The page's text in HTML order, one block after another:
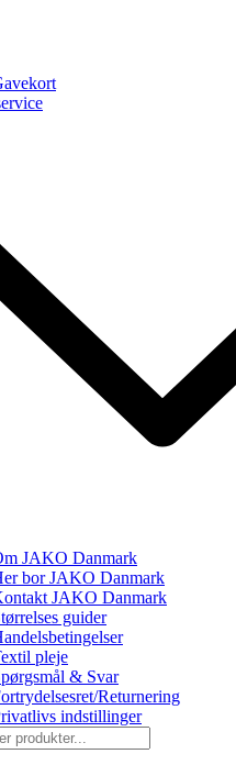
JAKO Danmark
bor JAKO Danmark
JAKO Danmark
guider
pleje
& Svar
Returnering
indstillinger